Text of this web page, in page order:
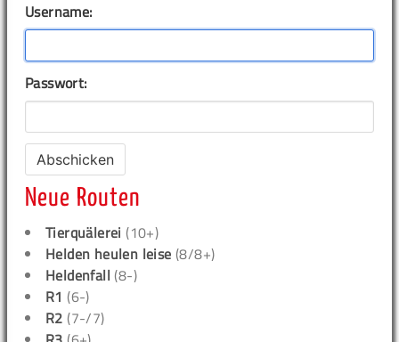
Username:
Passwort:
Neue Routen
Tierquälerei (10+)
Helden heulen leise (8/8+)
Heldenfall (8-)
R1 (6-)
R2 (7-/7)